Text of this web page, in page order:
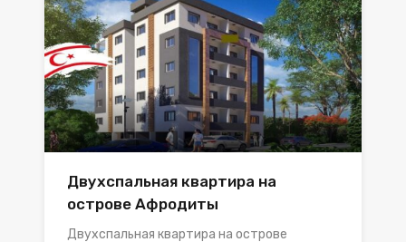
Двухспальная квартира на
острове Афродиты
Двухспальная квартира на острове